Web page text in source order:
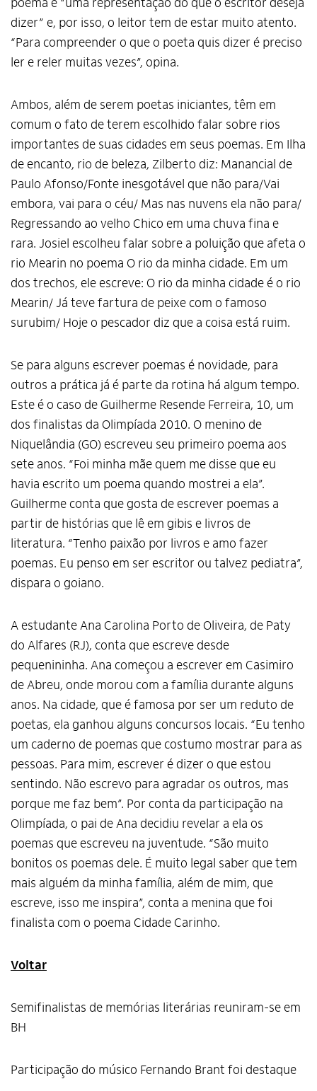
dizer” e, por isso, o leitor tem de estar muito atento.
“Para compreender o que o poeta quis dizer é preciso
ler e reler muitas vezes”, opina.
Ambos, além de serem poetas iniciantes, têm em
comum o fato de terem escolhido falar sobre rios
importantes de suas cidades em seus poemas. Em Ilha
de encanto, rio de beleza, Zilberto diz: Manancial de
Paulo Afonso/Fonte inesgotável que não para/Vai
embora, vai para o céu/ Mas nas nuvens ela não para/
Regressando ao velho Chico em uma chuva fina e
rara. Josiel escolheu falar sobre a poluição que afeta o
rio Mearin no poema O rio da minha cidade. Em um
dos trechos, ele escreve: O rio da minha cidade é o rio
Mearin/ Já teve fartura de peixe com o famoso
surubim/ Hoje o pescador diz que a coisa está ruim.
Se para alguns escrever poemas é novidade, para
outros a prática já é parte da rotina há algum tempo.
Este é o caso de Guilherme Resende Ferreira, 10, um
dos finalistas da Olimpíada 2010. O menino de
Niquelândia (GO) escreveu seu primeiro poema aos
sete anos. “Foi minha mãe quem me disse que eu
havia escrito um poema quando mostrei a ela”.
Guilherme conta que gosta de escrever poemas a
partir de histórias que lê em gibis e livros de
literatura. “Tenho paixão por livros e amo fazer
poemas. Eu penso em ser escritor ou talvez pediatra”,
dispara o goiano.
A estudante Ana Carolina Porto de Oliveira, de Paty
do Alfares (RJ), conta que escreve desde
pequenininha. Ana começou a escrever em Casimiro
de Abreu, onde morou com a família durante alguns
anos. Na cidade, que é famosa por ser um reduto de
poetas, ela ganhou alguns concursos locais. “Eu tenho
um caderno de poemas que costumo mostrar para as
pessoas. Para mim, escrever é dizer o que estou
sentindo. Não escrevo para agradar os outros, mas
porque me faz bem”. Por conta da participação na
Olimpíada, o pai de Ana decidiu revelar a ela os
poemas que escreveu na juventude. “São muito
bonitos os poemas dele. É muito legal saber que tem
mais alguém da minha família, além de mim, que
escreve, isso me inspira”, conta a menina que foi
finalista com o poema Cidade Carinho.
Voltar
Semifinalistas de memórias literárias reuniram-se em
BH
Participação do músico Fernando Brant foi destaque